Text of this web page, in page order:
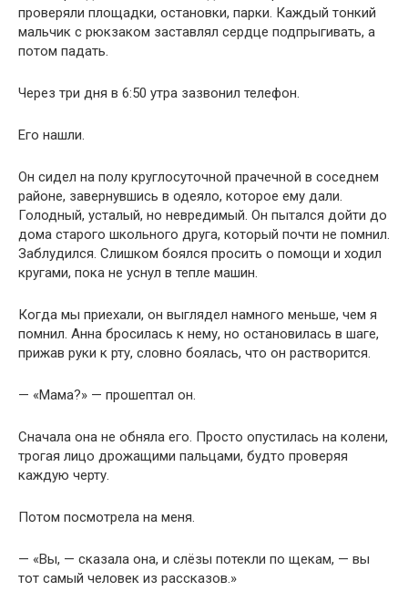
проверяли площадки, остановки, парки. Каждый тонкий
мальчик с рюкзаком заставлял сердце подпрыгивать, а
потом падать.
Через три дня в 6:50 утра зазвонил телефон.
Его нашли.
Он сидел на полу круглосуточной прачечной в соседнем
районе, завернувшись в одеяло, которое ему дали.
Голодный, усталый, но невредимый. Он пытался дойти до
дома старого школьного друга, который почти не помнил.
Заблудился. Слишком боялся просить о помощи и ходил
кругами, пока не уснул в тепле машин.
Когда мы приехали, он выглядел намного меньше, чем я
помнил. Анна бросилась к нему, но остановилась в шаге,
прижав руки к рту, словно боялась, что он растворится.
— «Мама?» — прошептал он.
Сначала она не обняла его. Просто опустилась на колени,
трогая лицо дрожащими пальцами, будто проверяя
каждую черту.
Потом посмотрела на меня.
— «Вы, — сказала она, и слёзы потекли по щекам, — вы
тот самый человек из рассказов.»